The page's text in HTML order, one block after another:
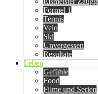
Formel 1
Tennis
Velo
Ski
Unvergessen
Resultate
Leben
Gefühle
Food
Filme und Serien